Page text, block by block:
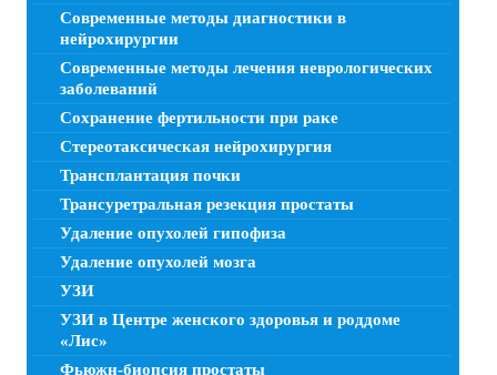
Современные методы диагностики в
нейрохирургии
Современные методы лечения неврологических
заболеваний
Сохранение фертильности при раке
Стереотаксическая нейрохирургия
Трансплантация почки
Трансуретральная резекция простаты
Удаление опухолей гипофиза
Удаление опухолей мозга
УЗИ
УЗИ в Центре женского здоровья и роддоме
«Лис»
Фьюжн-биопсия простаты